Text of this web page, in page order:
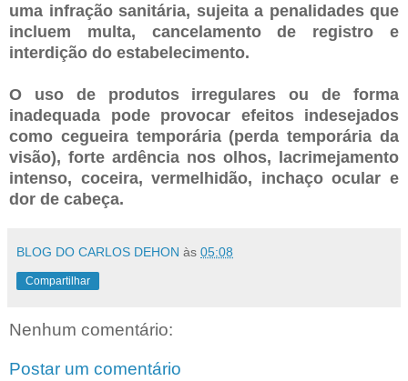
uma infração sanitária, sujeita a penalidades que
incluem multa, cancelamento de registro e
interdição do estabelecimento.
O uso de produtos irregulares ou de forma
inadequada pode provocar efeitos indesejados
como cegueira temporária (perda temporária da
visão), forte ardência nos olhos, lacrimejamento
intenso, coceira, vermelhidão, inchaço ocular e
dor de cabeça.
BLOG DO CARLOS DEHON às 05:08
Compartilhar
Nenhum comentário:
Postar um comentário